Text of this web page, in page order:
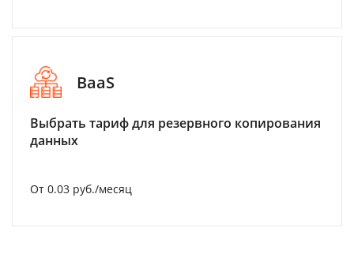
BaaS
Выбрать тариф для резервного копирования
данных
От 0.03 руб./месяц